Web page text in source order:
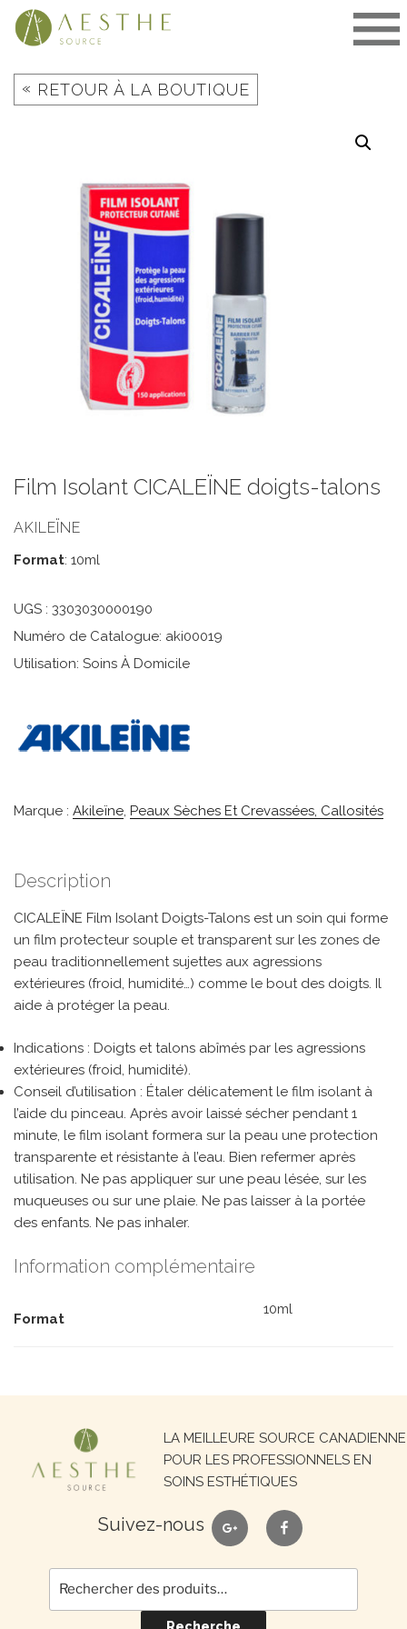
Aller
« RETOUR À LA BOUTIQUE
Film Isolant CICALEÏNE doigts-talons
AKILEÏNE
Format: 10ml
UGS : 3303030000190
Numéro de Catalogue: aki00019
Utilisation: Soins À Domicile
Marque : Akileïne, Peaux Sèches Et Crevassées, Callosités
Description
CICALEÏNE Film Isolant Doigts-Talons est un soin qui forme
un film protecteur souple et transparent sur les zones de
peau traditionnellement sujettes aux agressions
extérieures (froid, humidité…) comme le bout des doigts. Il
aide à protéger la peau.
Indications : Doigts et talons abîmés par les agressions
extérieures (froid, humidité).
Conseil d’utilisation : Étaler délicatement le film isolant à
l’aide du pinceau. Après avoir laissé sécher pendant 1
minute, le film isolant formera sur la peau une protection
transparente et résistante à l’eau. Bien refermer après
utilisation. Ne pas appliquer sur une peau lésée, sur les
muqueuses ou sur une plaie. Ne pas laisser à la portée
des enfants. Ne pas inhaler.
Information complémentaire
Format
10ml
LA MEILLEURE SOURCE CANADIENNE
POUR LES PROFESSIONNELS EN
SOINS ESTHÉTIQUES
Suivez-nous google facebook
Recherche
pour :